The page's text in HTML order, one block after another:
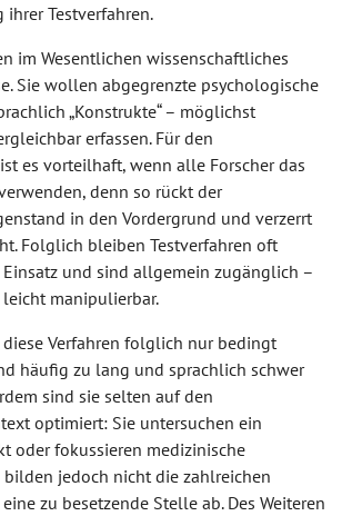
Testverfahren.
im Wesentlichen wissenschaftliches
Sie wollen abgegrenzte psychologische
„Konstrukte“ – möglichst
erfassen. Für den
es vorteilhaft, wenn alle Forscher das
denn so rückt der
in den Vordergrund und verzerrt
Folglich bleiben Testverfahren oft
und sind allgemein zugänglich –
manipulierbar.
diese Verfahren folglich nur bedingt
häufig zu lang und sprachlich schwer
sind sie selten auf den
optimiert: Sie untersuchen ein
oder fokussieren medizinische
jedoch nicht die zahlreichen
zu besetzende Stelle ab. Des Weiteren